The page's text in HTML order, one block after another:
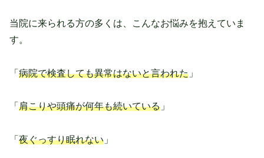
当院に来られる方の多くは、こんなお悩みを抱えていま
す。
「 病院で検査しても異常はないと言われた 」
「 肩こりや頭痛が何年も続いている 」
「 夜ぐっすり眠れない 」